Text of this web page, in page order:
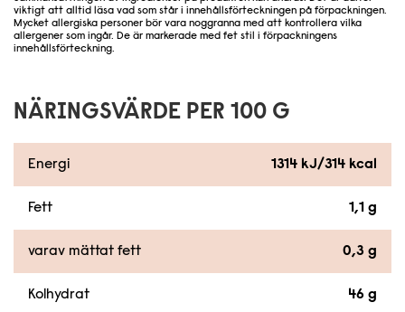
viktigt att alltid läsa vad som står i innehållsförteckningen på förpackningen.
Mycket allergiska personer bör vara noggranna med att kontrollera vilka
allergener som ingår. De är markerade med fet stil i förpackningens
innehållsförteckning.
NÄRINGSVÄRDE PER 100 G
Energi 1314 kJ/314 kcal
Fett 1,1 g
varav mättat fett 0,3 g
Kolhydrat 46 g